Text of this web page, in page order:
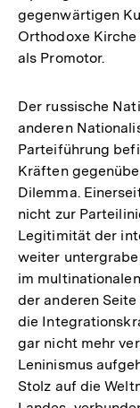
gegenwärtigen
Orthodoxe
als Promotor.
Der russische
anderen
Parteiführung
Kräften
Dilemma.
nicht zur
Legitimität der
weiter
im
der anderen
die
gar nicht mehr
Leninismus
Stolz auf die